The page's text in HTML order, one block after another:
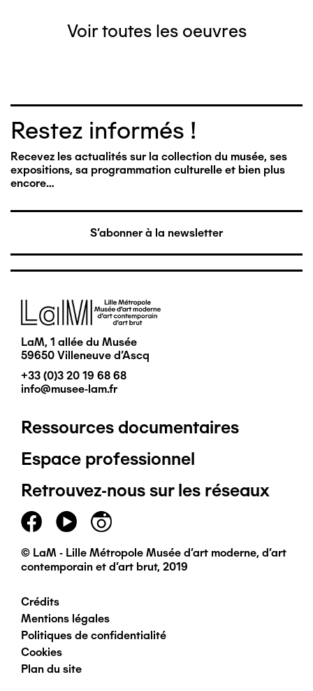
Voir toutes les oeuvres
Restez informés !
Recevez les actualités sur la collection du musée, ses
expositions, sa programmation culturelle et bien plus
encore…
S'abonner à la newsletter
Image
LaM, 1 allée du Musée
59650 Villeneuve d'Ascq
+33 (0)3 20 19 68 68
info@musee-lam.fr
Pied
de
page
principal
Ressources documentaires
Espace professionnel
Retrouvez-nous sur les réseaux
© LaM - Lille Métropole Musée d'art moderne, d'art
contemporain et d'art brut, 2019
Pied
de
page
Crédits
Mentions légales
Politiques de confidentialité
Cookies
Plan du site